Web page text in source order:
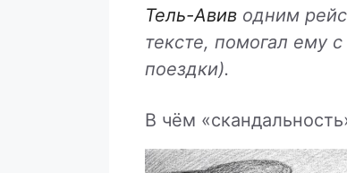
Тель-Авив одним
тексте, помогал ему
поездки).
В чём